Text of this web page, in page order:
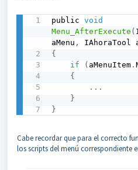
public void
Menu_AfterExecute (
aMenu , IAhoraTool
{
if
( aMenuItem .
{
. . .
}
}
Cabe recordar que para el correcto
los scripts del menú correspondiente